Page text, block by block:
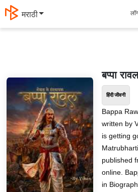
मराठी
बप्पा रावल
हिंदी जीवनी
Bappa
written by
is getting
published
online.
in